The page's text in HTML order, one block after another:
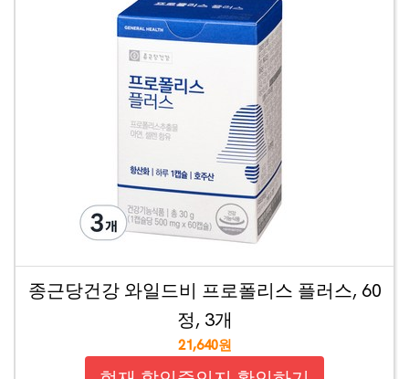
종근당건강 와일드비 프로폴리스 플러스, 60
정, 3개
21,640원